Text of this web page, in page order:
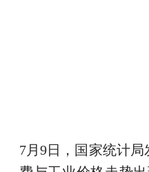
7月9日，国家统计